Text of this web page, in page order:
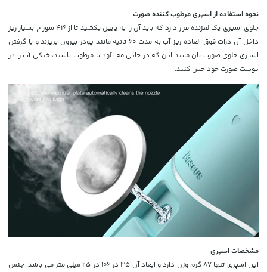
نحوه استفاده از اسپری مرطوب کننده صورت
جلوی اسپری یک لغزنده قرار دارد که باید آن را به پایین بکشید تا از 416 سوراخ بسیار ریز
داخل آن ذرات فوق العاده ریز آب به مدت 60 ثانیه مانند پودر بیرون بریزند و با گرفتن
اسپری جلوی صورت تان مانند این که در جایی مه آلود یا مرطوب باشید، خنکی آب را در
پوست صورت خود حس کنید.
مشخصات اسپری
این اسپری تنها 87 گرم وزن دارد و ابعاد آن 35 در 106 در 25 میلی متر می باشد. جنس